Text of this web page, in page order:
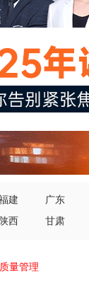
建 广东
陕西 甘肃
量管理